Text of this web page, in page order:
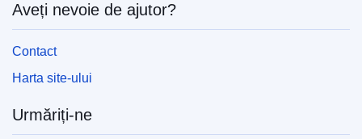
pdfa2a
Aveți nevoie de ajutor?
Contact
Harta site-ului
Urmăriți-ne